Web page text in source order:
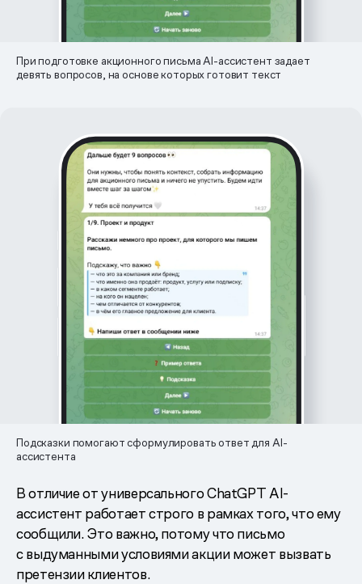
При подготовке акционного письма AI-ассистент задает
девять вопросов, на основе которых готовит текст
Подсказки помогают сформулировать ответ для AI-
ассистента
В отличие от универсального ChatGPT AI-
ассистент работает строго в рамках того, что ему
сообщили. Это важно, потому что письмо
с выдуманными условиями акции может вызвать
претензии клиентов.